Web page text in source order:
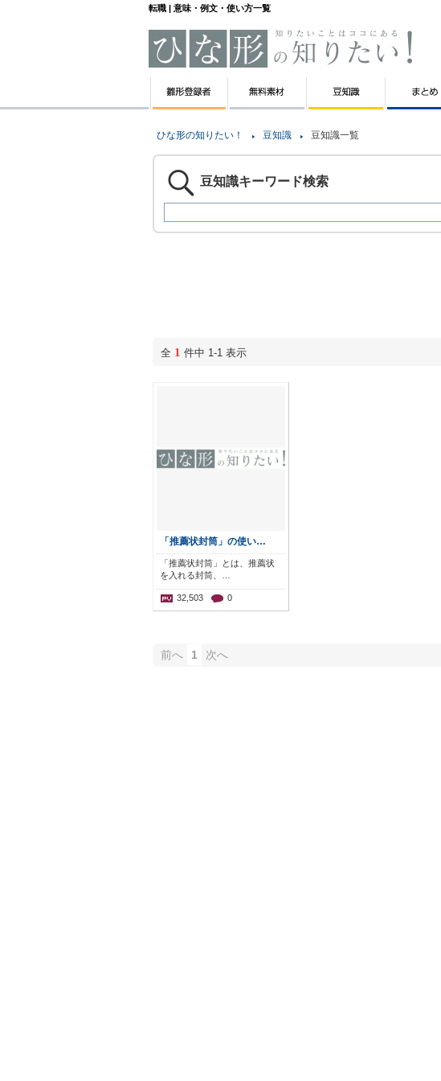
転職 | 意味・例文・使い方一覧
ひな形の知りたい！ 豆知識 豆知識一覧
豆知識キーワード検索
全 1 件中 1-1 表示
「推薦状封筒」の使い…
「推薦状封筒」とは、推薦状
を入れる封筒、…
32,503 0
前へ 1 次へ